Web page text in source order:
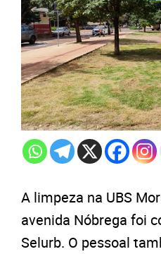
A limpeza na UBS
avenida Nóbrega foi
Selurb. O pessoal